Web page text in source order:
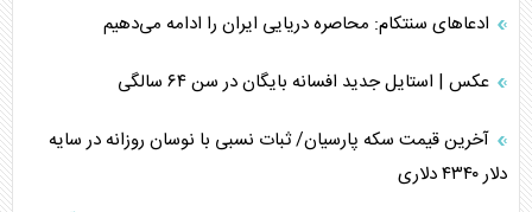
ادعا‌های سنتکام: محاصره دریایی ایران را ادامه می‌دهیم
عکس | استایل جدید افسانه بایگان در سن ۶۴ سالگی
آخرین قیمت سکه پارسیان/ ثبات نسبی با نوسان روزانه در سایه
دلار ۴۳۴۰ دلاری